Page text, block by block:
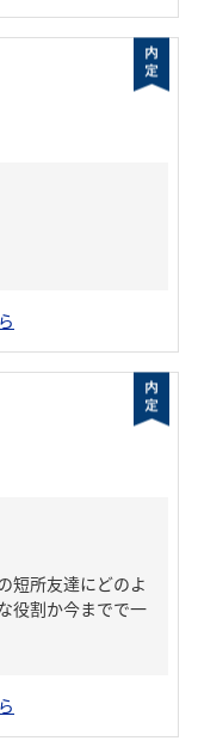
短所友達にどのよ
役割か今までで一